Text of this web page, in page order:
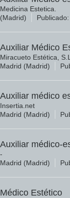
Medicina Estetica.
(Madrid)
Publicado:
Auxiliar Médico
Miracueto Estética, S.L.
Madrid (Madrid)
Auxiliar médico
Insertia.net
Madrid (Madrid)
Auxiliar médico-
-
Madrid (Madrid)
Médico Estético